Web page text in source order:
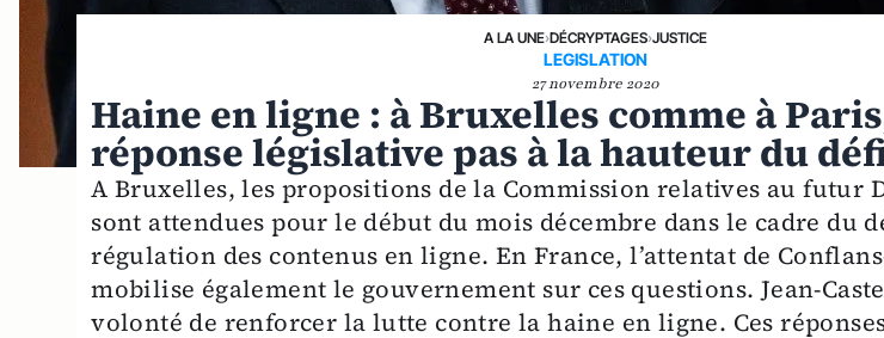
A LA UNE›DÉCRYPTAGES›JUSTICE
LEGISLATION
27 novembre 2020
Haine en ligne : à Bruxelles comme à
réponse législative pas à la hauteur du
A Bruxelles, les propositions de la Commission relatives au futur
sont attendues pour le début du mois décembre dans le cadre du
régulation des contenus en ligne. En France, l’attentat de
mobilise également le gouvernement sur ces questions. Jean-
volonté de renforcer la lutte contre la haine en ligne. Ces